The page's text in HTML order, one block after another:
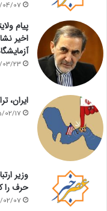
04/07
پیام
اخیر
03/23
ایران،
02/17
وزیر
حرف را
02/07